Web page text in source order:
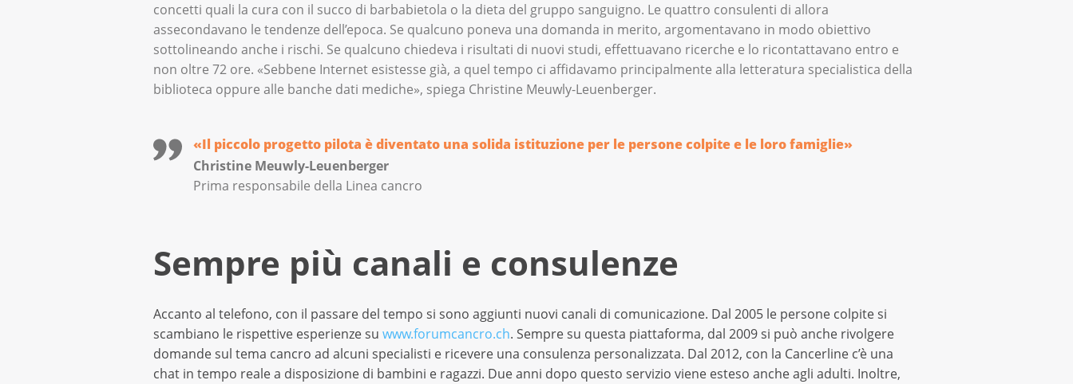
concetti quali la cura con il succo di barbabietola o la dieta del gruppo sanguigno. Le quattro consulenti di allora
assecondavano le tendenze dell’epoca. Se qualcuno poneva una domanda in merito, argomentavano in modo obiettivo
sottolineando anche i rischi. Se qualcuno chiedeva i risultati di nuovi studi, effettuavano ricerche e lo ricontattavano entro e
non oltre 72 ore. «Sebbene Internet esistesse già, a quel tempo ci affidavamo principalmente alla letteratura specialistica della
biblioteca oppure alle banche dati mediche», spiega Christine Meuwly-Leuenberger.
«Il piccolo progetto pilota è diventato una solida istituzione per le persone colpite e le loro famiglie»
Christine Meuwly-Leuenberger
Prima responsabile della Linea cancro
Sempre più canali e consulenze
Accanto al telefono, con il passare del tempo si sono aggiunti nuovi canali di comunicazione. Dal 2005 le persone colpite si
scambiano le rispettive esperienze su www.forumcancro.ch. Sempre su questa piattaforma, dal 2009 si può anche rivolgere
domande sul tema cancro ad alcuni specialisti e ricevere una consulenza personalizzata. Dal 2012, con la Cancerline c’è una
chat in tempo reale a disposizione di bambini e ragazzi. Due anni dopo questo servizio viene esteso anche agli adulti. Inoltre,